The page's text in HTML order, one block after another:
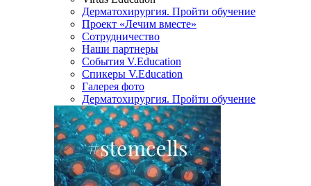
Дерматохирургия. Пройти обучение
Проект «Лечим вместе»
Сотрудничество
Наши партнеры
События V.Education
Спикеры V.Education
Галерея фото
Дерматохирургия. Пройти обучение